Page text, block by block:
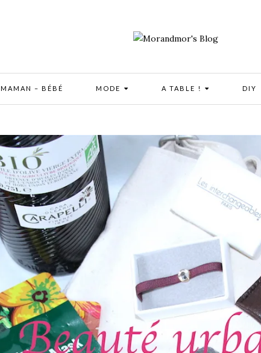
MAMAN – BÉBÉ MODE A TABLE ! DIY